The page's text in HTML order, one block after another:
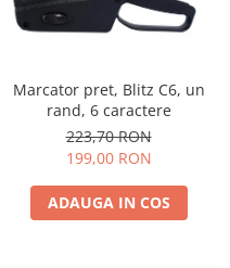
Marcator pret, Blitz C6, un
rand, 6 caractere
223,70 RON
199,00 RON
ADAUGA IN COS